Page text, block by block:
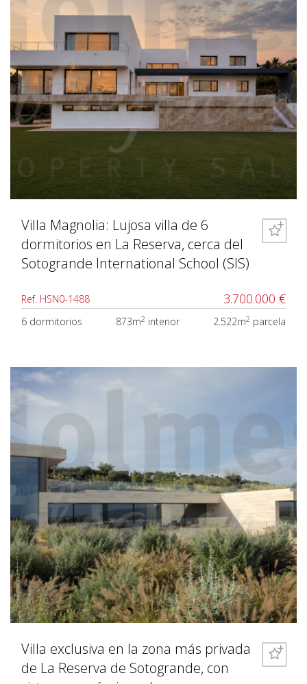
Villa Magnolia: Lujosa villa de 6
dormitorios en La Reserva, cerca del
Sotogrande International School (SIS)
Ref. HSN0-1488 3.700.000 €
6 dormitorios 873m2 interior 2.522m2 parcela
Villa exclusiva en la zona más privada
de La Reserva de Sotogrande, con